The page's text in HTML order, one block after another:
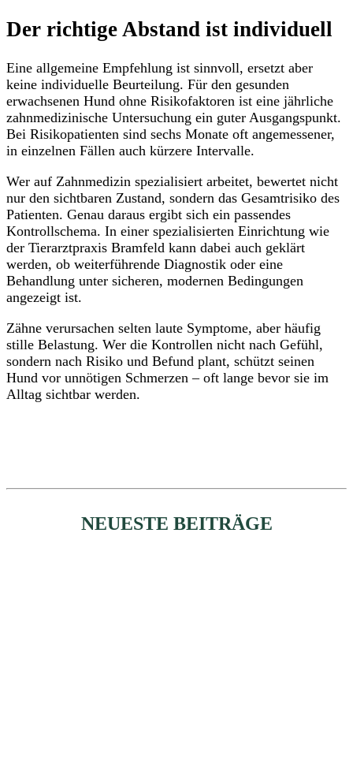
Der richtige Abstand ist individuell
Eine allgemeine Empfehlung ist sinnvoll, ersetzt aber
keine individuelle Beurteilung. Für den gesunden
erwachsenen Hund ohne Risikofaktoren ist eine jährliche
zahnmedizinische Untersuchung ein guter Ausgangspunkt.
Bei Risikopatienten sind sechs Monate oft angemessener,
in einzelnen Fällen auch kürzere Intervalle.
Wer auf Zahnmedizin spezialisiert arbeitet, bewertet nicht
nur den sichtbaren Zustand, sondern das Gesamtrisiko des
Patienten. Genau daraus ergibt sich ein passendes
Kontrollschema. In einer spezialisierten Einrichtung wie
der Tierarztpraxis Bramfeld kann dabei auch geklärt
werden, ob weiterführende Diagnostik oder eine
Behandlung unter sicheren, modernen Bedingungen
angezeigt ist.
Zähne verursachen selten laute Symptome, aber häufig
stille Belastung. Wer die Kontrollen nicht nach Gefühl,
sondern nach Risiko und Befund plant, schützt seinen
Hund vor unnötigen Schmerzen – oft lange bevor sie im
Alltag sichtbar werden.
NEUESTE BEITRÄGE